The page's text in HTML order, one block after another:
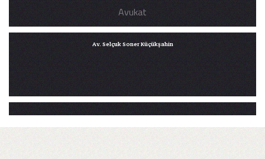
Avukat
PROFILI
Av. Selçuk Soner Küçükşahin